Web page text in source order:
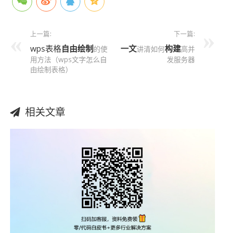
上一篇:
wps表格自由绘制 的使
用方法（wps文字怎么自
由绘制表格）
下一篇:
一文讲清如何构建高并
发服务器
相关文章